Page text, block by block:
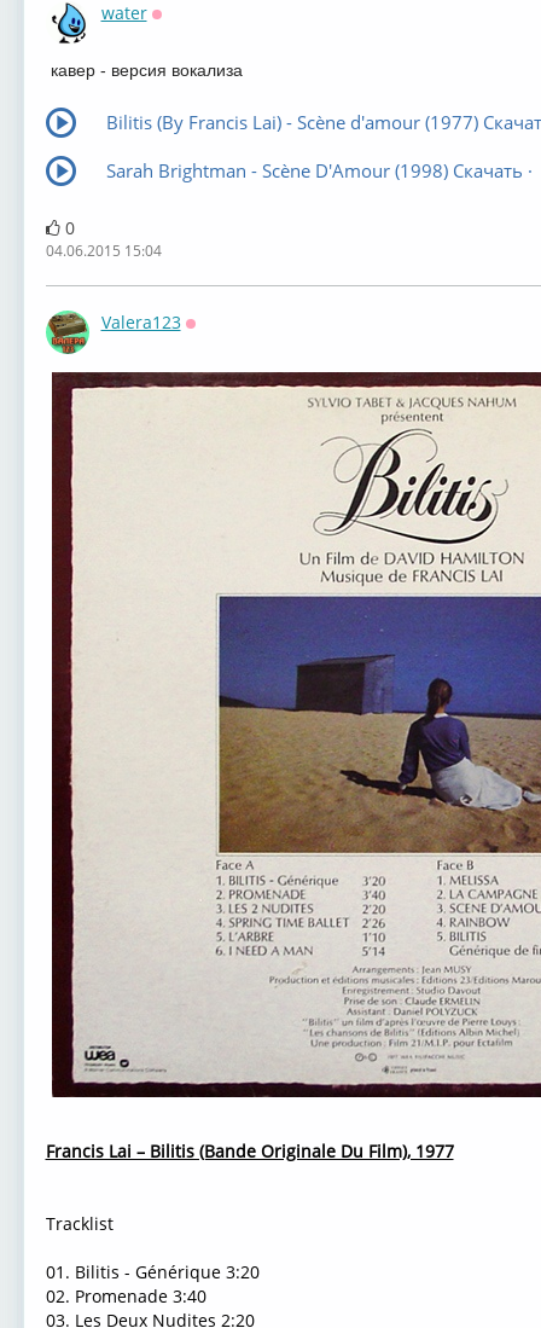
water
кавер - версия вокализа
Bilitis (By Francis Lai) - Scène d'amour (1977)
Sarah Brightman - Scène D'Amour (1998) Скачать ·
0
04.06.2015 15:04
Valera123
Francis Lai ‎– Bilitis (Bande Originale Du Film), 1977
Tracklist
01. Bilitis - Générique 3:20
02. Promenade 3:40
03. Les Deux Nudites 2:20